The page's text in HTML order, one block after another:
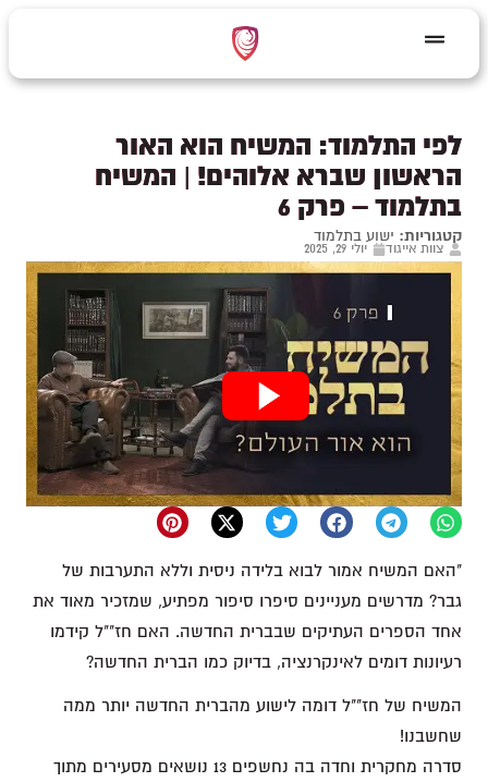
לפי התלמוד: המשיח הוא האור
הראשון שברא אלוהים! | המשיח
בתלמוד – פרק 6
קטגוריות: ישוע בתלמוד
צוות אייגוד יולי 29, 2025
"האם המשיח אמור לבוא בלידה ניסית וללא התערבות של
גבר? מדרשים מעניינים סיפרו סיפור מפתיע, שמזכיר מאוד את
אחד הספרים העתיקים שבברית החדשה. האם חז""ל קידמו
רעיונות דומים לאינקרנציה, בדיוק כמו הברית החדשה?
המשיח של חז""ל דומה לישוע מהברית החדשה יותר ממה
שחשבנו!
סדרה מחקרית וחדה בה נחשפים 13 נושאים מסעירים מתוך